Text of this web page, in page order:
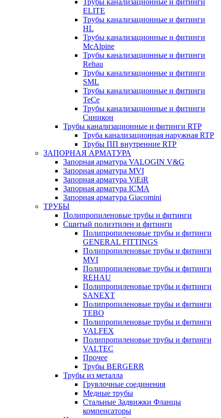
Трубы канализационные и фитинги
ELITE
Трубы канализационные и фитинги
HL
Трубы канализационные и фитинги
McAlpine
Трубы канализационные и фитинги
Rehau
Трубы канализационные и фитинги
SML
Трубы канализационные и фитинги
TeCe
Трубы канализационные и фитинги
Синикон
Трубы канализационные и фитинги RTP
Труба канализационная наружная RTP
Трубы ПП внутренние RTP
ЗАПОРНАЯ АРМАТУРА
Запорная арматура VALOGIN V&G
Запорная арматура MVI
Запорная арматура ViEiR
Запорная арматура ICMA
Запорная арматура Giacomini
ТРУБЫ
Полипропиленовые трубы и фитинги
Сшитый полиэтилен и фитинги
Полипропиленовые трубы и фитинги
GENERAL FITTINGS
Полипропиленовые трубы и фитинги
MVI
Полипропиленовые трубы и фитинги
REHAU
Полипропиленовые трубы и фитинги
SANEXT
Полипропиленовые трубы и фитинги
TEBO
Полипропиленовые трубы и фитинги
VALFEX
Полипропиленовые трубы и фитинги
VALTEC
Прочее
Трубы BERGERR
Трубы из металла
Грувлочные соединения
Медные трубы
Стальные Задвижки Фланцы
компенсаторы